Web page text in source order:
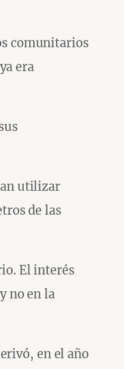
comunitarios
era
utilizar
de las
El interés
no en la
en el año